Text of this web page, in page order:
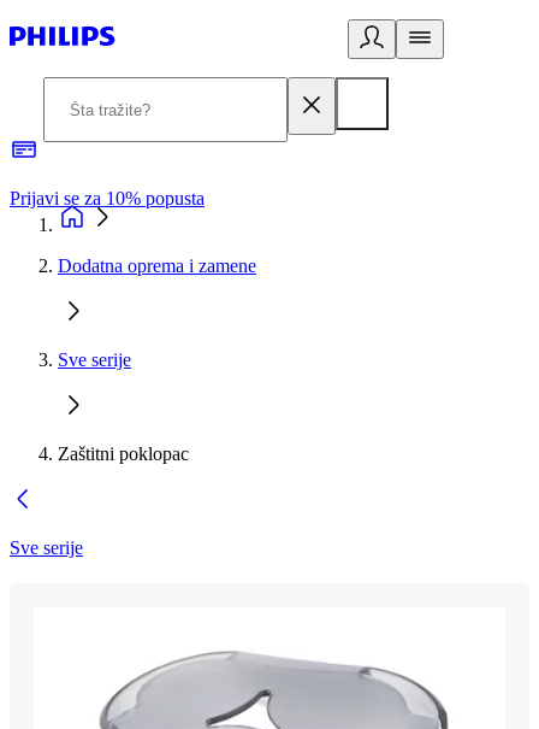
Prijavi se za 10% popusta
Dodatna oprema i zamene
Sve serije
Zaštitni poklopac
Sve serije